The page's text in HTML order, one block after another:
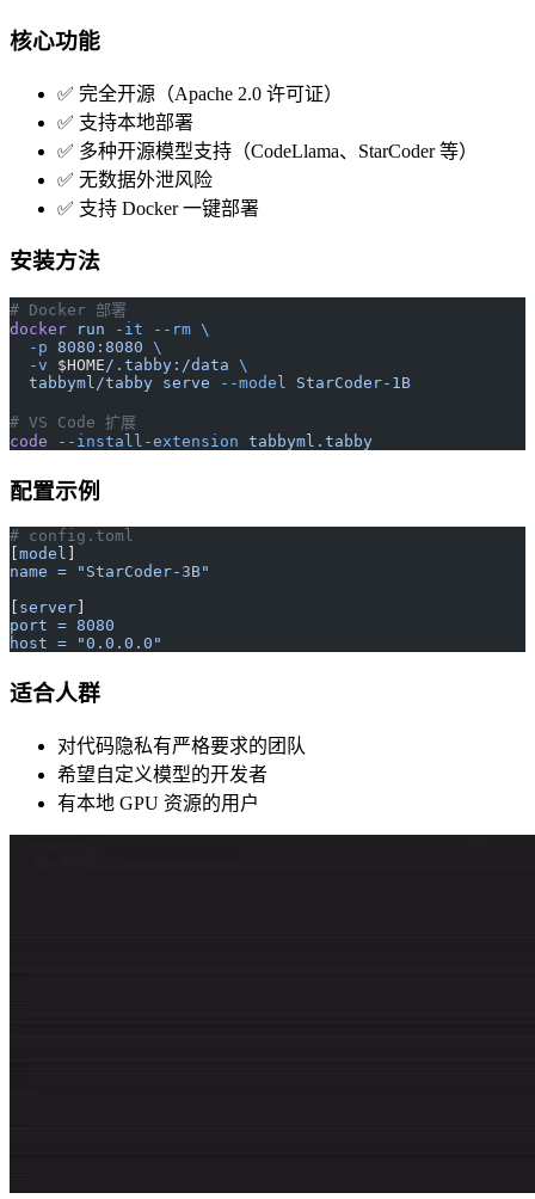
核心功能
✅ 完全开源（Apache 2.0 许可证）
✅ 支持本地部署
✅ 多种开源模型支持（CodeLlama、StarCoder 等）
✅ 无数据外泄风险
✅ 支持 Docker 一键部署
安装方法
# Docker 部署
docker run -it --rm \
  -p
8080:8080 \
  -v
$HOME/.tabby:/data \
  tabbyml/tabby
serve --model StarCoder-1B
# VS Code 扩展
code --install-extension tabbyml.tabby
配置示例
# config.toml
model
name = "StarCoder-3B"
server
port = 8080
host = "0.0.0.0"
适合人群
对代码隐私有严格要求的团队
希望自定义模型的开发者
有本地 GPU 资源的用户